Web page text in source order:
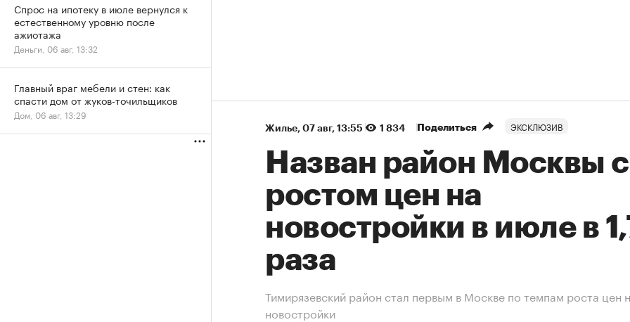
Жилье⁠, 07 авг, 13:55 1 834 Поделиться ЭКСКЛЮЗИВ
Назван район Москвы с
ростом цен на
новостройки в июле в
раза
Тимирязевский район стал первым в Москве по темпам роста цен
новостройки
Спрос на ипотеку в июле вернулся к
естественному уровню после
ажиотажа
Деньги, 06 авг, 13:32
Главный враг мебели и стен: как
спасти дом от жуков-точильщиков
Дом, 06 авг, 13:29